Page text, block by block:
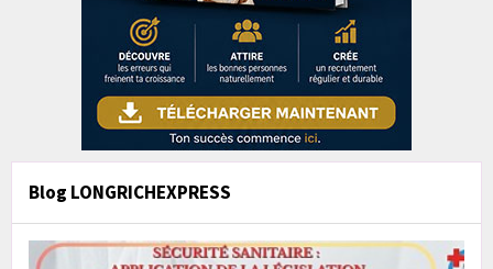
Blog LONGRICHEXPRESS